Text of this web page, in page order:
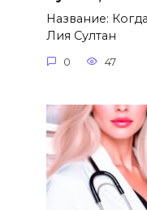
Название:
Лия Султан
0 47